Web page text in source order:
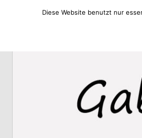
Diese Website benutzt nur